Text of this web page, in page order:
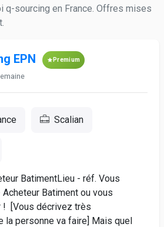
q-sourcing en France. Offres mises
EPN Premium
Scalian
BatimentLieu - réf. Vous
Batiment ou vous
! [Vous décrivez très
la personne va faire] Mais quel